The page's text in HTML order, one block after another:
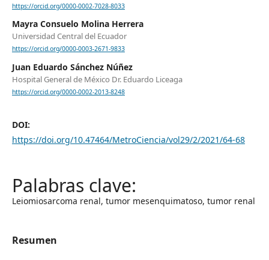
https://orcid.org/0000-0002-7028-8033
Mayra Consuelo Molina Herrera
Universidad Central del Ecuador
https://orcid.org/0000-0003-2671-9833
Juan Eduardo Sánchez Núñez
Hospital General de México Dr. Eduardo Liceaga
https://orcid.org/0000-0002-2013-8248
DOI:
https://doi.org/10.47464/MetroCiencia/vol29/2/2021/64-68
Leiomiosarcoma renal, tumor mesenquimatoso, tumor renal
Resumen